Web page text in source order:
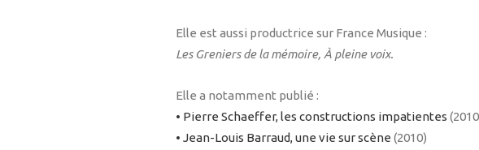
Elle est aussi productrice sur France Musique :
Les Greniers de la mémoire, À pleine voix.
Elle a notamment publié :
• Pierre Schaeffer, les constructions impatientes
• Jean-Louis Barraud, une vie sur scène (2010)